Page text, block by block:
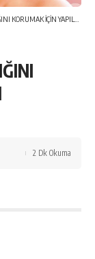
İÇİN YAPILMASI GEREKENLER
2 Dk Okuma